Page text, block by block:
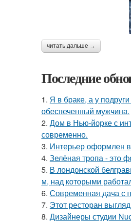
читать дальше →
Последние
1. Я в браке, а у
обеспеченный мужчина.
2. Дом в Нью-йорке с
современно.
3. Интерьер оформлен в
4. Зелёная тропа - это
5. В лондонской
м, над которыми
6. Современная дача с
7. Этот ресторан
8. Дизайнеры студии